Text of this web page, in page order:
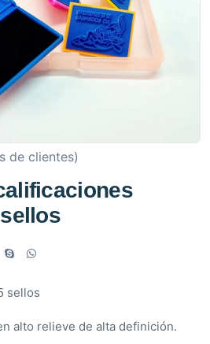
de clientes)
sellos
alto relieve de alta definición.